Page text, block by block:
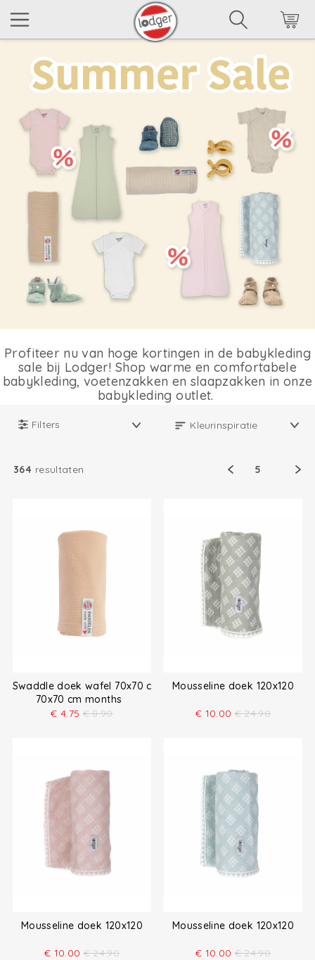
Profiteer nu van hoge kortingen in de babykleding
sale bij Lodger! Shop warme en comfortabele
babykleding, voetenzakken en slaapzakken in onze
babykleding outlet.
Filters
364 resultaten 5
Swaddle doek wafel 70x70 cm
70x70 cm months
€ 4.75 € 8.90
Mousseline doek 120x120
€ 10.00 € 24.90
Mousseline doek 120x120
€ 10.00 € 24.90
Mousseline doek 120x120
€ 10.00 € 24.90